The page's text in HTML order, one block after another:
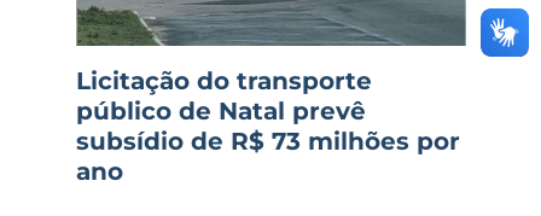
Licitação do transporte
público de Natal prevê
subsídio de R$ 73 milhões por
ano